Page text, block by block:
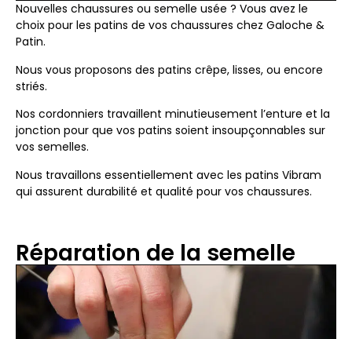
Nouvelles chaussures ou semelle usée ? Vous avez le
choix pour les patins de vos chaussures chez Galoche &
Patin.
Nous vous proposons des patins crêpe, lisses, ou encore
striés.
Nos cordonniers travaillent minutieusement l’enture et la
jonction pour que vos patins soient insoupçonnables sur
vos semelles.
Nous travaillons essentiellement avec les patins Vibram
qui assurent durabilité et qualité pour vos chaussures.
Réparation de la semelle